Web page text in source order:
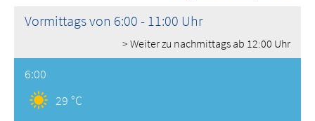
Vormittags von 6:00 - 11:00 Uhr
> Weiter zu nachmittags ab 12:00 Uhr
6:00
29 °C